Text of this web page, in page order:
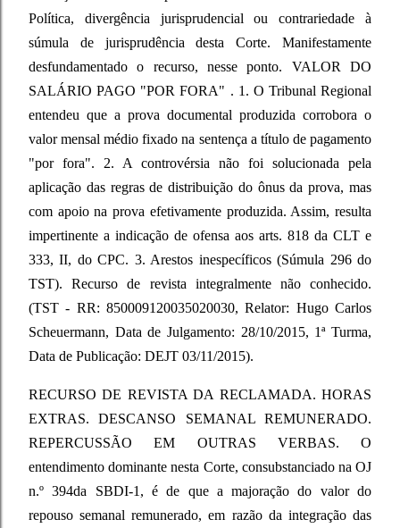
Política, divergência jurisprudencial ou contrariedade à
súmula de jurisprudência desta Corte. Manifestamente
desfundamentado o recurso, nesse ponto. VALOR DO
SALÁRIO PAGO "POR FORA" . 1. O Tribunal Regional
entendeu que a prova documental produzida corrobora o
valor mensal médio fixado na sentença a título de pagamento
"por fora". 2. A controvérsia não foi solucionada pela
aplicação das regras de distribuição do ônus da prova, mas
com apoio na prova efetivamente produzida. Assim, resulta
impertinente a indicação de ofensa aos arts. 818 da CLT e
333, II, do CPC. 3. Arestos inespecíficos (Súmula 296 do
TST). Recurso de revista integralmente não conhecido.
(TST - RR: 850009120035020030, Relator: Hugo Carlos
Scheuermann, Data de Julgamento: 28/10/2015, 1ª Turma,
Data de Publicação: DEJT 03/11/2015).
RECURSO DE REVISTA DA RECLAMADA. HORAS
EXTRAS. DESCANSO SEMANAL REMUNERADO.
REPERCUSSÃO EM OUTRAS VERBAS. O
entendimento dominante nesta Corte, consubstanciado na OJ
n.º 394da SBDI-1, é de que a majoração do valor do
repouso semanal remunerado, em razão da integração das